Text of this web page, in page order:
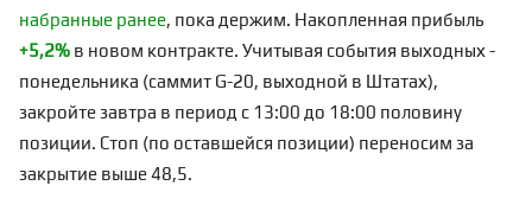
набранные ранее, пока держим. Накопленная прибыль
+5,2% в новом контракте. Учитывая события выходных -
понедельника (саммит G-20, выходной в Штатах),
закройте завтра в период с 13:00 до 18:00 половину
позиции. Стоп (по оставшейся позиции) переносим за
закрытие выше 48,5.